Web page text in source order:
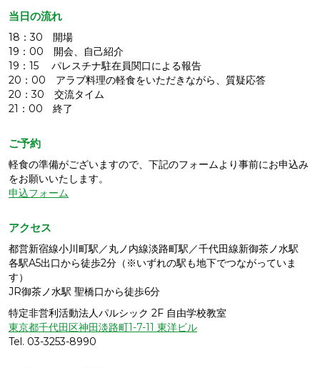
当日の流れ
18：30 開場
19：00 開会、自己紹介
19：15 パレスチナ駐在員関口による報告
20：00 アラブ料理の軽食をいただきながら、質疑応答
20：30 交流タイム
21：00 終了
ご予約
軽食の準備がございますので、下記のフォームより事前にお申込み
をお願いいたします。
申込フォーム
アクセス
都営新宿線小川町駅／丸ノ内線淡路町駅／千代田線新御茶ノ水駅
各駅A5出口から徒歩2分（※いずれの駅も地下でつながっていま
す）
JR御茶ノ水駅 聖橋口から徒歩6分
特定非営利活動法人パルシック 2F 自由学校教室
東京都千代田区神田淡路町1-7-11 東洋ビル
Tel. 03-3253-8990